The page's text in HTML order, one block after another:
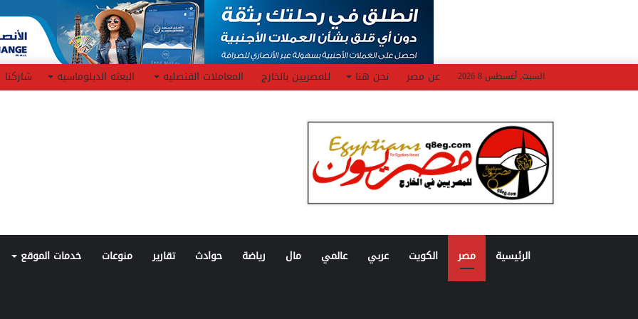
السبت, أغسطس 8 2026 عن مصر نحن هنا للمصريين بالخارج المعاملات القنصليه البعثه الدبلوماسيه شاركنا
الرئيسية مصر الكويت عربي عالمي مال رياضة حوادث تقارير منوعات خدمات الموقع